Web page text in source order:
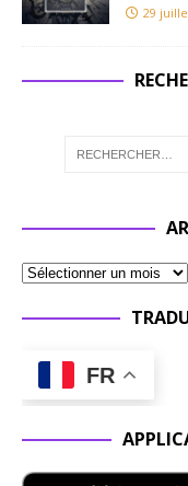
29
FR